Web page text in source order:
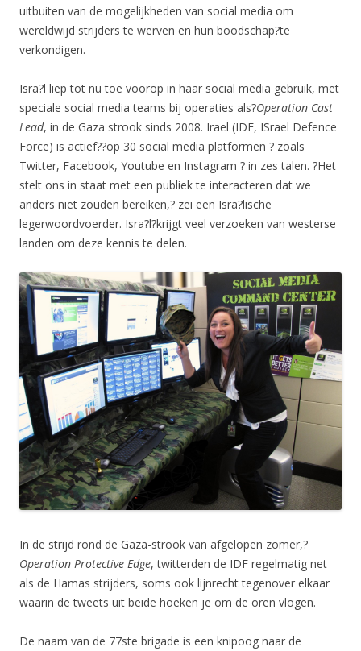
uitbuiten van de mogelijkheden van social media om
wereldwijd strijders te werven en hun boodschap?te
verkondigen.
Isra?l liep tot nu toe voorop in haar social media gebruik, met
speciale social media teams bij operaties als?Operation Cast
Lead, in de Gaza strook sinds 2008. Irael (IDF, ISrael Defence
Force) is actief??op 30 social media platformen ? zoals
Twitter, Facebook, Youtube en Instagram ? in zes talen. ?Het
stelt ons in staat met een publiek te interacteren dat we
anders niet zouden bereiken,? zei een Isra?lische
legerwoordvoerder. Isra?l?krijgt veel verzoeken van westerse
landen om deze kennis te delen.
In de strijd rond de Gaza-strook van afgelopen zomer,?
Operation Protective Edge, twitterden de IDF regelmatig net
als de Hamas strijders, soms ook lijnrecht tegenover elkaar
waarin de tweets uit beide hoeken je om de oren vlogen.
De naam van de 77ste brigade is een knipoog naar de